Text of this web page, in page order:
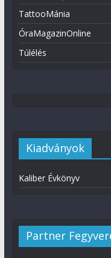
TattooMánia
ÓraMagazinOnline
Túlélés
Kiadványok
Kaliber Évkönyv
Partner